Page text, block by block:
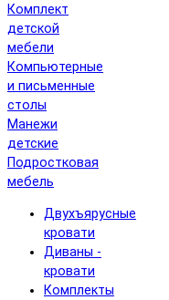
Комплект
детской
мебели
Компьютерные
и письменные
столы
Манежи
детские
Подростковая
мебель
Двухъярусные
кровати
Диваны -
кровати
Комплекты